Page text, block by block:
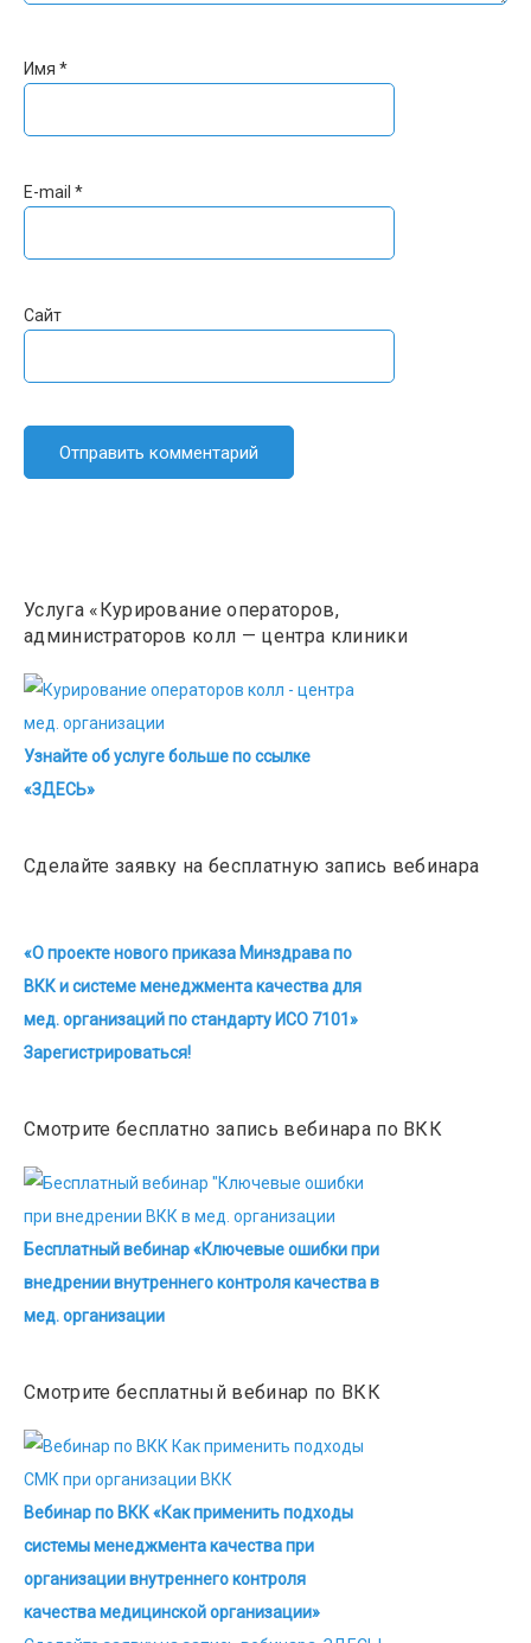
Имя *
E-mail *
Сайт
Услуга «Курирование операторов,
администраторов колл — центра клиники
Узнайте об услуге больше по ссылке
«ЗДЕСЬ»
Сделайте заявку на бесплатную запись вебинара
«О проекте нового приказа Минздрава по
ВКК и системе менеджмента качества для
мед. организаций по стандарту ИСО 7101»
Зарегистрироваться!
Смотрите бесплатно запись вебинара по ВКК
Бесплатный вебинар «Ключевые ошибки при
внедрении внутреннего контроля качества в
мед. организации
Смотрите бесплатный вебинар по ВКК
Вебинар по ВКК «Как применить подходы
системы менеджмента качества при
организации внутреннего контроля
качества медицинской организации»